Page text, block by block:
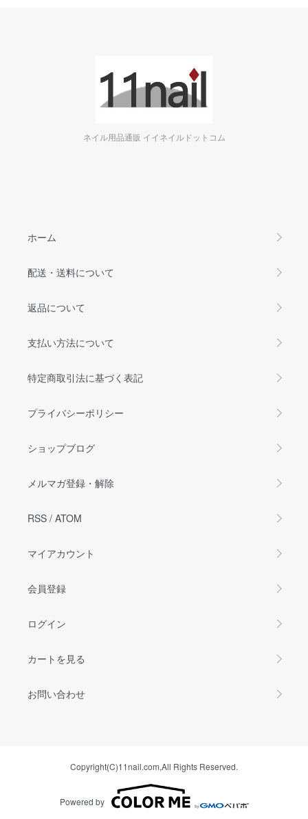
ネイル用品通販 イイネイルドットコム
ホーム
配送・送料について
返品について
支払い方法について
特定商取引法に基づく表記
プライバシーポリシー
ショップブログ
メルマガ登録・解除
RSS / ATOM
マイアカウント
会員登録
ログイン
カートを見る
お問い合わせ
Copyright(C)11nail.com,All Rights Reserved.
Powered by